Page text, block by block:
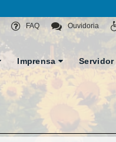
Ouvidoria
FAQ
Imprensa Servidor